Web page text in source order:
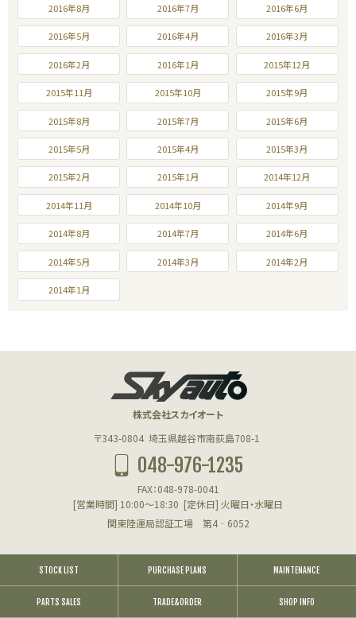
2016年8月 2016年7月 2016年6月
2016年5月 2016年4月 2016年3月
2016年2月 2016年1月 2015年12月
2015年11月 2015年10月 2015年9月
2015年8月 2015年7月 2015年6月
2015年5月 2015年4月 2015年3月
2015年2月 2015年1月 2014年12月
2014年11月 2014年10月 2014年9月
2014年8月 2014年7月 2014年6月
2014年5月 2014年3月 2014年2月
2014年1月
株式会社スカイオート
〒343-0804 埼玉県越谷市南荻島708-1
048-976-1235
FAX：048-978-0041
[営業時間] 10:00～18:30 [定休日] 火曜日・水曜日
関東陸運局認証工場 第4‐6052
STOCK LIST PURCHASE PLANS MAINTENANCE
PARTS SALES TRADE&ORDER SHOP INFO